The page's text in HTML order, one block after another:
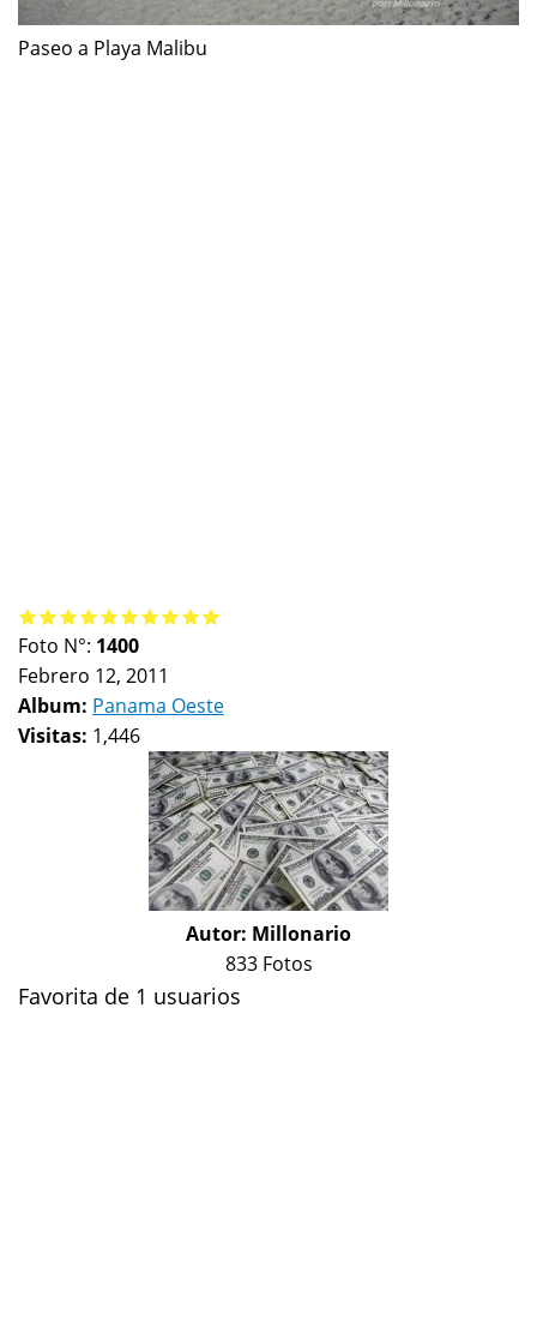
Paseo a Playa Malibu
Foto N°: 1400
Febrero 12, 2011
Album: Panama Oeste
Visitas: 1,446
Autor: Millonario
833 Fotos
Favorita de 1 usuarios